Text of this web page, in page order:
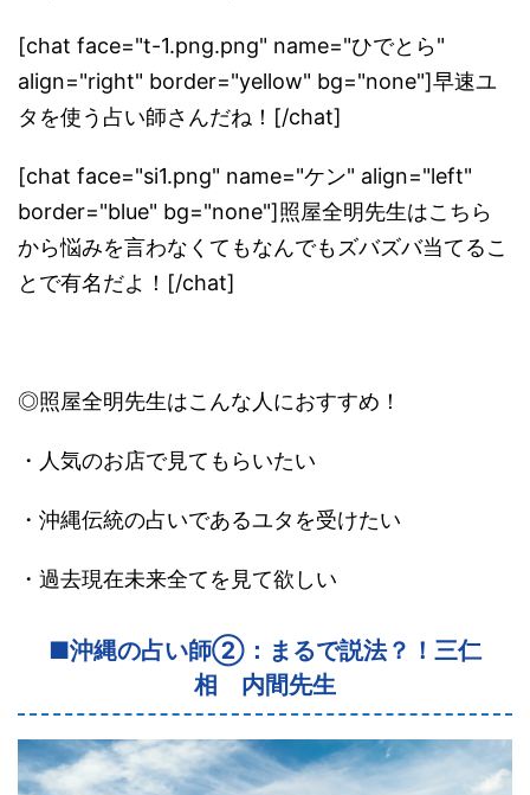
[chat face="t-1.png.png" name="ひでとら"
align="right" border="yellow" bg="none"]早速ユ
タを使う占い師さんだね！[/chat]
[chat face="si1.png" name="ケン" align="left"
border="blue" bg="none"]照屋全明先生はこちら
から悩みを言わなくてもなんでもズバズバ当てるこ
とで有名だよ！[/chat]
◎照屋全明先生はこんな人におすすめ！
・人気のお店で見てもらいたい
・沖縄伝統の占いであるユタを受けたい
・過去現在未来全てを見て欲しい
■沖縄の占い師②：まるで説法？！三仁
相 内間先生